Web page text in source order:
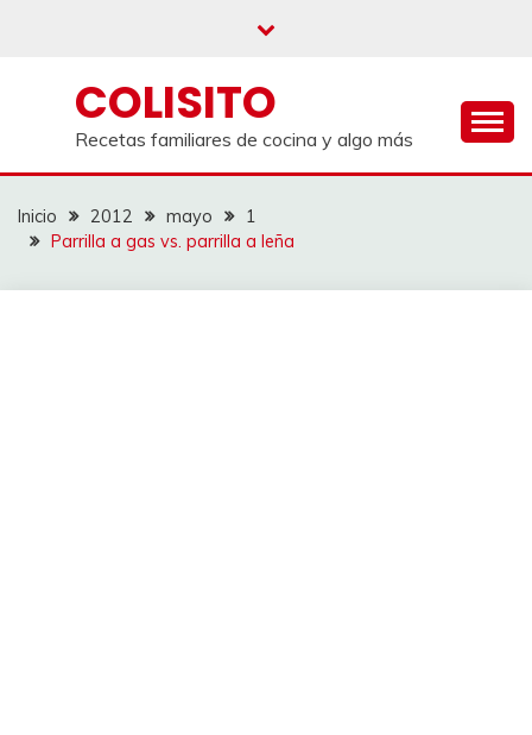
COLISITO
Recetas familiares de cocina y algo más
Inicio 2012 mayo
1
Parrilla a gas vs. parrilla a leña